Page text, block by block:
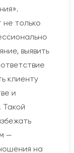
только
выявить
клиенту
и
Такой
—
на